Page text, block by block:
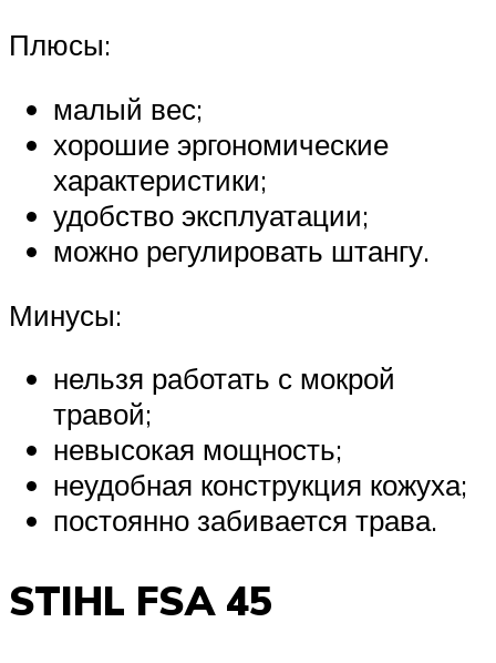
Плюсы:
малый вес;
хорошие эргономические
характеристики;
удобство эксплуатации;
можно регулировать штангу.
Минусы:
нельзя работать с мокрой
травой;
невысокая мощность;
неудобная конструкция кожуха;
постоянно забивается трава.
STIHL FSA 45